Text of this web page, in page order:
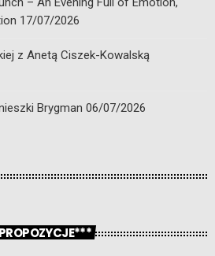
17/07/2026
z Anetą Ciszek-Kowalską
Brygman 06/07/2026